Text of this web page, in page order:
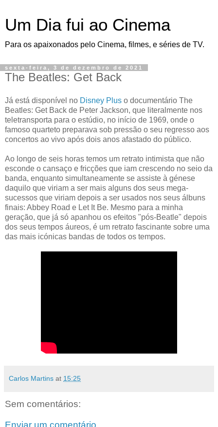
Um Dia fui ao Cinema
Para os apaixonados pelo Cinema, filmes, e séries de TV.
sexta-feira, 3 de dezembro de 2021
The Beatles: Get Back
Já está disponível no Disney Plus o documentário The
Beatles: Get Back de Peter Jackson, que literalmente nos
teletransporta para o estúdio, no início de 1969, onde o
famoso quarteto preparava sob pressão o seu regresso aos
concertos ao vivo após dois anos afastado do público.
Ao longo de seis horas temos um retrato intimista que não
esconde o cansaço e fricções que iam crescendo no seio da
banda, enquanto simultaneamente se assiste à génese
daquilo que viriam a ser mais alguns dos seus mega-
sucessos que viriam depois a ser usados nos seus álbuns
finais: Abbey Road e Let It Be. Mesmo para a minha
geração, que já só apanhou os efeitos "pós-Beatle" depois
dos seus tempos áureos, é um retrato fascinante sobre uma
das mais icónicas bandas de todos os tempos.
Carlos Martins at 15:25
Sem comentários: